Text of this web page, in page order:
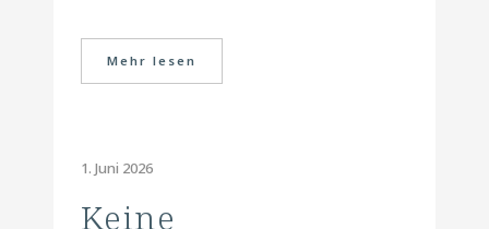
Mehr lesen
1. Juni 2026
Keine